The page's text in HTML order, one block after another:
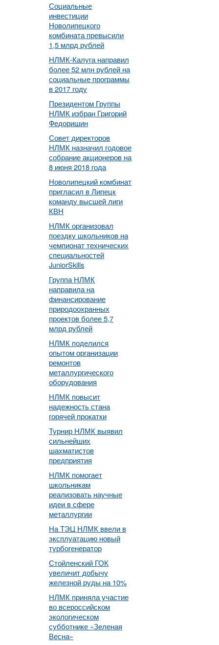
Социальные
инвестиции
Новолипецкого
комбината превысили
1,5 млрд рублей
НЛМК-Калуга направил
более 52 млн рублей на
социальные программы
в 2017 году
Президентом Группы
НЛМК избран Григорий
Федоришин
Совет директоров
НЛМК назначил годовое
собрание акционеров на
8 июня 2018 года
Новолипецкий комбинат
пригласил в Липецк
команду высшей лиги
КВН
НЛМК организовал
поездку школьников на
чемпионат технических
специальностей
JuniorSkills
Группа НЛМК
направила на
финансирование
природоохранных
проектов более 5,7
млрд рублей
НЛМК поделился
опытом организации
ремонтов
металлургического
оборудования
НЛМК повысит
надежность стана
горячей прокатки
Турнир НЛМК выявил
сильнейших
шахматистов
предприятия
НЛМК помогает
школьникам
реализовать научные
идеи в сфере
металлургии
На ТЭЦ НЛМК ввели в
эксплуатацию новый
турбогенератор
Стойленский ГОК
увеличит добычу
железной руды на 10%
НЛМК приняла участие
во всероссийском
экологическом
субботнике «Зеленая
Весна»